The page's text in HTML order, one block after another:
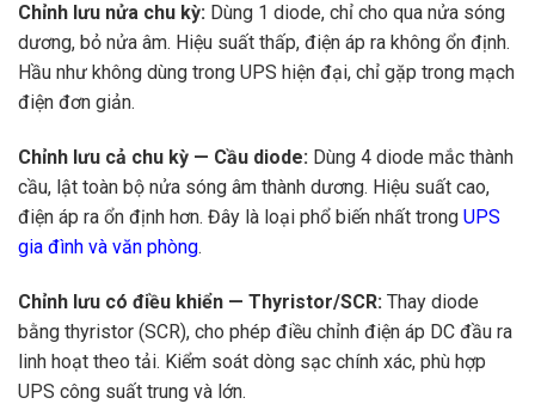
Chỉnh lưu nửa chu kỳ: Dùng 1 diode, chỉ cho qua nửa sóng
dương, bỏ nửa âm. Hiệu suất thấp, điện áp ra không ổn định.
Hầu như không dùng trong UPS hiện đại, chỉ gặp trong mạch
điện đơn giản.
Chỉnh lưu cả chu kỳ — Cầu diode: Dùng 4 diode mắc thành
cầu, lật toàn bộ nửa sóng âm thành dương. Hiệu suất cao,
điện áp ra ổn định hơn. Đây là loại phổ biến nhất trong UPS
gia đình và văn phòng.
Chỉnh lưu có điều khiển — Thyristor/SCR: Thay diode
bằng thyristor (SCR), cho phép điều chỉnh điện áp DC đầu ra
linh hoạt theo tải. Kiểm soát dòng sạc chính xác, phù hợp
UPS công suất trung và lớn.